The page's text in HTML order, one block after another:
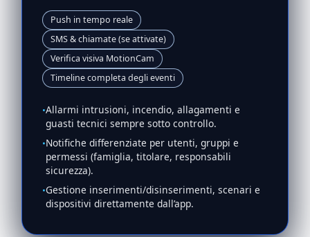
Push in tempo reale
SMS & chiamate (se attivate)
Verifica visiva MotionCam
Timeline completa degli eventi
Allarmi intrusioni, incendio, allagamenti e
guasti tecnici sempre sotto controllo.
Notifiche differenziate per utenti, gruppi e
permessi (famiglia, titolare, responsabili
sicurezza).
Gestione inserimenti/disinserimenti, scenari e
dispositivi direttamente dall’app.